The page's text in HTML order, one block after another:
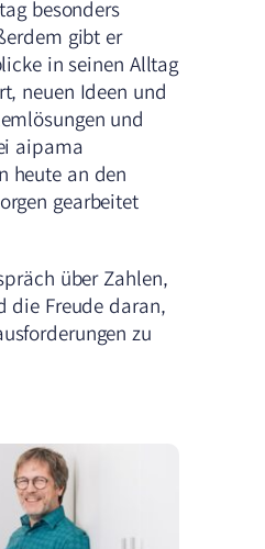
besonders
gibt er
in seinen Alltag
neuen Ideen und
und
aipama
heute an den
gearbeitet
über Zahlen,
die Freude daran,
zu